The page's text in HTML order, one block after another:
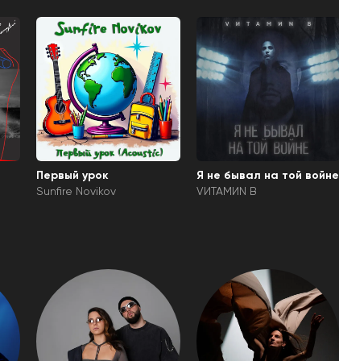
Первый урок
Sunfire Novikov
Я не бывал на той войне
VИТАМИN B